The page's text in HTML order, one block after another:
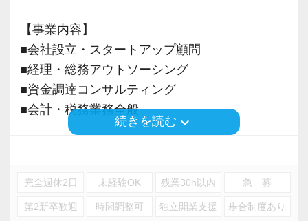
【事業内容】
■会社設立・スタートアップ顧問
■経理・総務アウトソーシング
■資金調達コンサルティング
■会計・税務業務全般
続きを読む keyboard_arrow_down
完全週休2日 未経験OK 残業30h以内 急 募
第2新卒歓迎 時間調整可 独立開業支援 歩合制度あり